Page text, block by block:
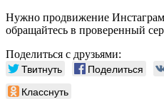
Нужно продвижение
обращайтесь в проверенный
Поделиться с друзьями:
Твитнуть Поделиться
Класснуть